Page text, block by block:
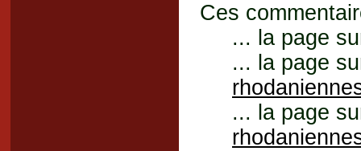
Ces
... la page
... la page
... la page